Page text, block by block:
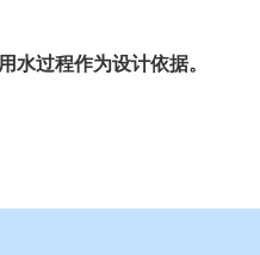
水过程作为设计依据。